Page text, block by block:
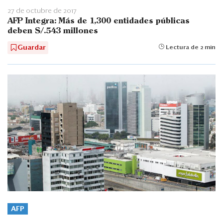
27 de octubre de 2017
AFP Integra: Más de 1,300 entidades públicas
deben S/.543 millones
Guardar Lectura de 2 min
AFP